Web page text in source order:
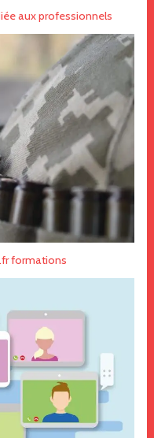
aux professionnels
formations